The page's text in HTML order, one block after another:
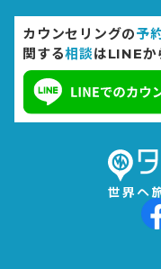
グリニッジカレッジ
グリニッジカレッジ
ルから徒歩6分の好
した約20年の歴史を
学生が希望する英語
ドリーなスタッフの
就学中は先生だけで
整っており、英語の
整っています。
カウンセリングの予
関する相談はLINEか